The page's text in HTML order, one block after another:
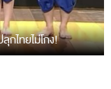
กไทยไม่โกง!